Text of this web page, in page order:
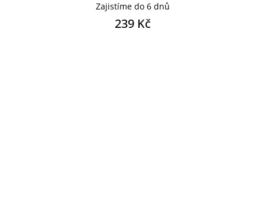
Zajistíme do 6 dnů
239 Kč